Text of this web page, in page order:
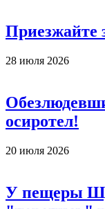
Приезжайте
28 июля 2026
осиротел!
20 июля 2026
У пещеры